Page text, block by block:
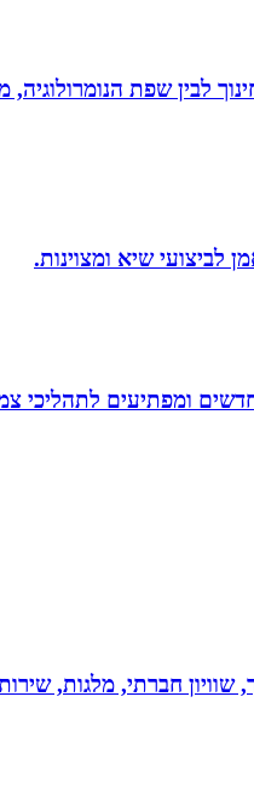
חדשים ומפתיעים לתהליכי
שוויון חברתי, מלגות,